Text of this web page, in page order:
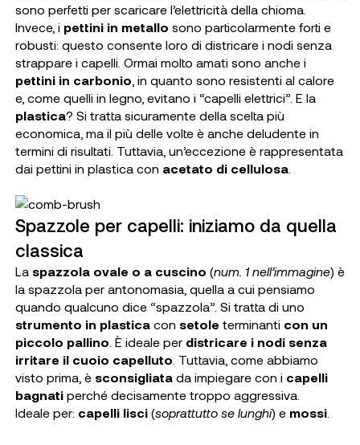
sono perfetti per scaricare l’elettricità della chioma.
Invece, i pettini in metallo sono particolarmente forti e
robusti: questo consente loro di districare i nodi senza
strappare i capelli. Ormai molto amati sono anche i
pettini in carbonio , in quanto sono resistenti al calore
e, come quelli in legno, evitano i “capelli elettrici”. E la
plastica? Si tratta sicuramente della scelta più
economica, ma il più delle volte è anche deludente in
termini di risultati. Tuttavia, un’eccezione è rappresentata
dai pettini in plastica con acetato di cellulosa.
Spazzole per capelli: iniziamo da quella
classica
La spazzola ovale o a cuscino (num. 1 nell’immagine) è
la spazzola per antonomasia, quella a cui pensiamo
quando qualcuno dice “spazzola”. Si tratta di uno
strumento in plasticacon setole terminanti con un
piccolo pallino . È ideale per districare i nodi senza
irritare il cuoio capelluto . Tuttavia, come abbiamo
visto prima, è sconsigliatada impiegare con i capelli
bagnatiperché decisamente troppo aggressiva.
Ideale per: capelli lisci(soprattutto se lunghi) e mossi.